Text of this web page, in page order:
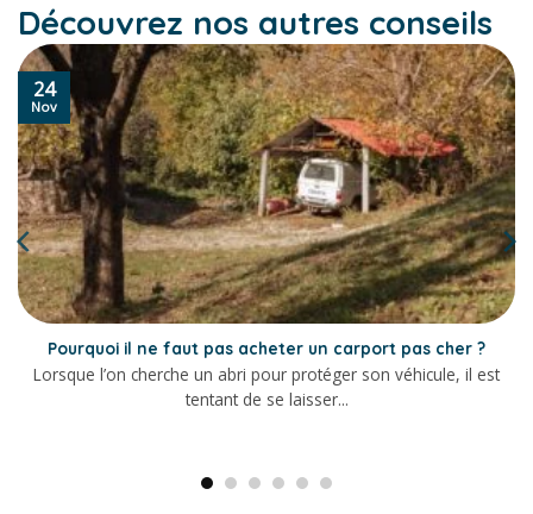
Découvrez nos autres conseils
Pourquoi il ne faut pas acheter un carport pas cher ?
Lorsque l’on cherche un abri pour protéger son véhicule, il est
tentant de se laisser...
24
Nov